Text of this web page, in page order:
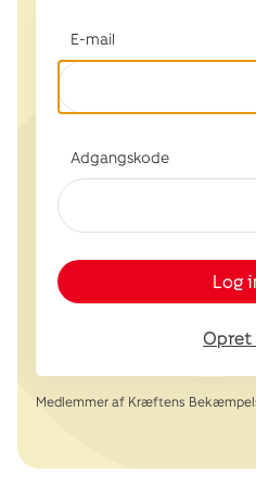
E-mail
Adgangskode
Log
Opret
Medlemmer af Kræftens